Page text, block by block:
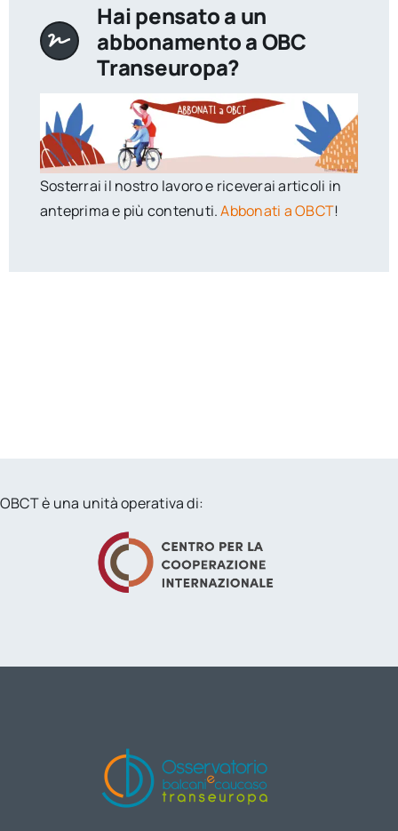
Hai pensato a un
abbonamento a OBC
Transeuropa?
Sosterrai il nostro lavoro e riceverai articoli in
anteprima e più contenuti.Abbonati a OBCT!
OBCT è una unità operativa di: